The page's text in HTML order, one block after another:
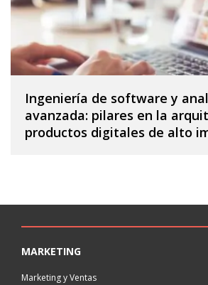
Ingeniería de software y
avanzada: pilares en la
productos digitales de alto
MARKETING
Marketing y Ventas